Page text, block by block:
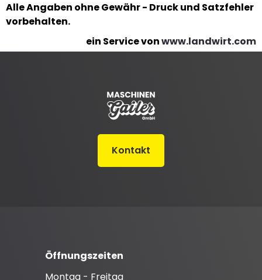
Alle Angaben ohne Gewähr - Druck und Satzfehler
vorbehalten.
ein Service vonwww.landwirt.com
Kontakt
Öffnungszeiten
Montag - Freitag